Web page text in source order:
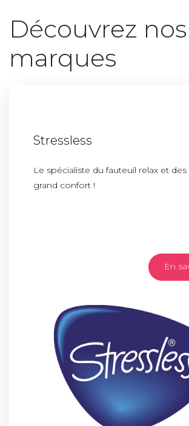
Découvrez nos
marques
Stressless
Le spécialiste du fauteuil relax et des
grand confort !
En